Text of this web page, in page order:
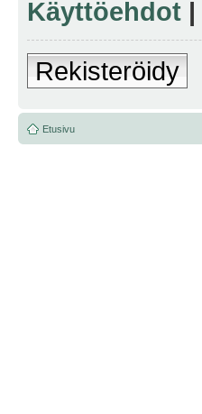
Käyttöehdot |
Rekisteröidy
Etusivu